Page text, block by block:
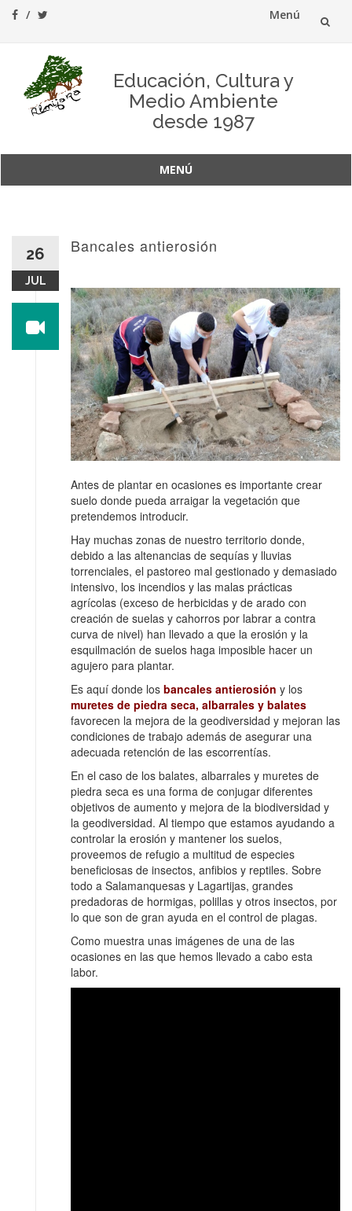
Menú
contenido
Educación, Cultura y
Medio Ambiente
desde 1987
MENÚ
26
JUL
Bancales antierosión
Antes de plantar en ocasiones es importante crear
suelo donde pueda arraigar la vegetación que
pretendemos introducir.
Hay muchas zonas de nuestro territorio donde,
debido a las altenancias de sequías y lluvias
torrenciales, el pastoreo mal gestionado y demasiado
intensivo, los incendios y las malas prácticas
agrícolas (exceso de herbicidas y de arado con
creación de suelas y cahorros por labrar a contra
curva de nivel) han llevado a que la erosión y la
esquilmación de suelos haga imposible hacer un
agujero para plantar.
Es aquí donde los bancales antierosión y los
muretes de piedra seca, albarrales y balates
favorecen la mejora de la geodiversidad y mejoran las
condiciones de trabajo además de asegurar una
adecuada retención de las escorrentías.
En el caso de los balates, albarrales y muretes de
piedra seca es una forma de conjugar diferentes
objetivos de aumento y mejora de la biodiversidad y
la geodiversidad. Al tiempo que estamos ayudando a
controlar la erosión y mantener los suelos,
proveemos de refugio a multitud de especies
beneficiosas de insectos, anfibios y reptiles. Sobre
todo a Salamanquesas y Lagartijas, grandes
predadoras de hormigas, polillas y otros insectos, por
lo que son de gran ayuda en el control de plagas.
Como muestra unas imágenes de una de las
ocasiones en las que hemos llevado a cabo esta
labor.